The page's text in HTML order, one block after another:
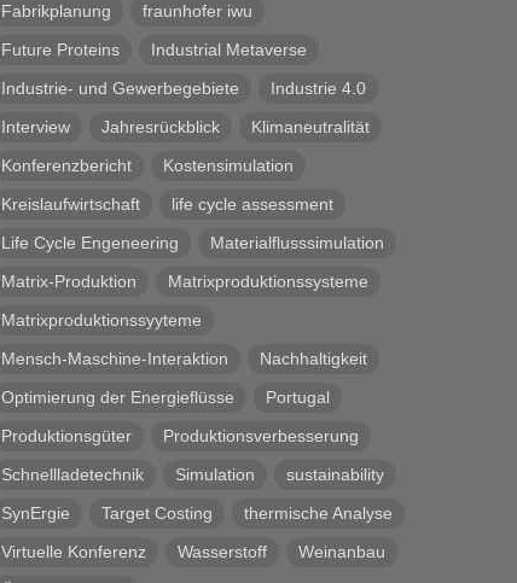
Fabrikplanung
fraunhofer iwu
Future Proteins
Industrial Metaverse
Industrie- und Gewerbegebiete
Industrie 4.0
Interview
Jahresrückblick
Klimaneutralität
Konferenzbericht
Kostensimulation
Kreislaufwirtschaft
life cycle assessment
Life Cycle Engeneering
Materialflusssimulation
Matrix-Produktion
Matrixproduktionssysteme
Matrixproduktionssyyteme
Mensch-Maschine-Interaktion
Nachhaltigkeit
Optimierung der Energieflüsse
Portugal
Produktionsgüter
Produktionsverbesserung
Schnellladetechnik
Simulation
sustainability
SynErgie
Target Costing
thermische Analyse
Virtuelle Konferenz
Wasserstoff
Weinanbau